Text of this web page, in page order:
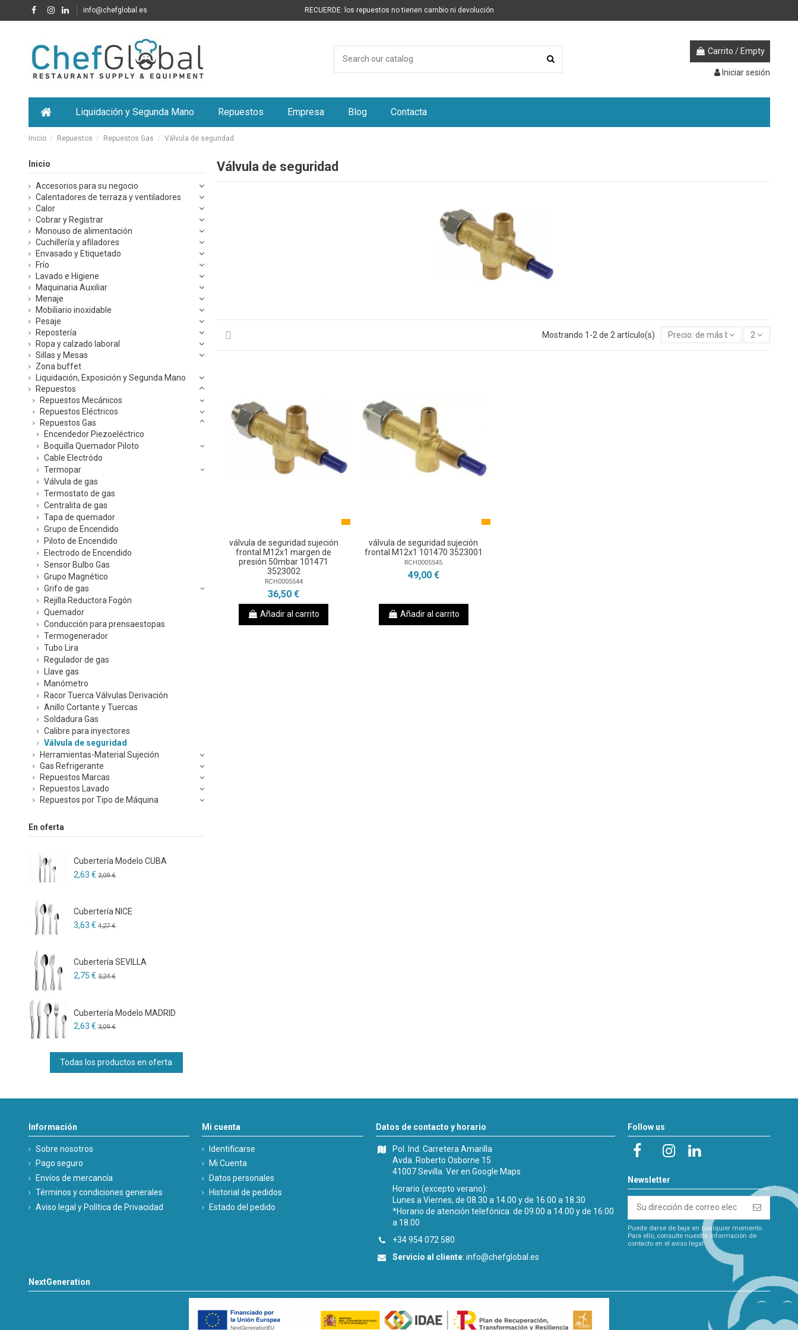
info@chefglobal.es RECUERDE: los repuestos no tienen cambio ni devolución
Carrito / Empty
Iniciar sesión
Liquidación y Segunda Mano Repuestos Empresa Blog Contacta
Inicio Repuestos Repuestos Gas Válvula de seguridad
Válvula de seguridad
Mostrando 1-2 de 2 artículo(s) Precio: de más bajo a más alto
2
válvula de seguridad sujeción
frontal M12x1 margen de
presión 50mbar 101471
3523002
RCH0005544
36,50 €
Añadir al carrito
válvula de seguridad sujeción
frontal M12x1 101470 3523001
RCH0005545
49,00 €
Añadir al carrito
Inicio
Accesorios para su negocio
Calentadores de terraza y ventiladores
Calor
Cobrar y Registrar
Monouso de alimentación
Cuchillería y afiladores
Envasado y Etiquetado
Frío
Lavado e Higiene
Maquinaria Auxiliar
Menaje
Mobiliario inoxidable
Pesaje
Repostería
Ropa y calzado laboral
Sillas y Mesas
Zona buffet
Liquidación, Exposición y Segunda Mano
Repuestos
Repuestos Mecánicos
Repuestos Eléctricos
Repuestos Gas
Encendedor Piezoeléctrico
Boquilla Quemador Piloto
Cable Electródo
Termopar
Válvula de gas
Termostato de gas
Centralita de gas
Tapa de quemador
Grupo de Encendido
Piloto de Encendido
Electrodo de Encendido
Sensor Bulbo Gas
Grupo Magnético
Grifo de gas
Rejilla Reductora Fogón
Quemador
Conducción para prensaestopas
Termogenerador
Tubo Lira
Regulador de gas
Llave gas
Manómetro
Racor Tuerca Válvulas Derivación
Anillo Cortante y Tuercas
Soldadura Gas
Calibre para inyectores
Válvula de seguridad
Herramientas-Material Sujeción
Gas Refrigerante
Repuestos Marcas
Repuestos Lavado
Repuestos por Tipo de Máquina
En oferta
Cubertería Modelo CUBA
2,63 € 3,09 €
Cubertería NICE
3,63 € 4,27 €
Cubertería SEVILLA
2,75 € 3,24 €
Cubertería Modelo MADRID
2,63 € 3,09 €
Todas los productos en oferta
Información
Sobre nosotros
Pago seguro
Envíos de mercancía
Términos y condiciones generales
Aviso legal y Política de Privacidad
Mi cuenta
Identificarse
Mi Cuenta
Datos personales
Historial de pedidos
Estado del pedido
Datos de contacto y horario
Pol. Ind. Carretera Amarilla
Avda. Roberto Osborne 15
41007 Sevilla.Ver en Google Maps
Horario (excepto verano):
Lunes a Viernes, de 08.30 a 14.00 y de 16.00 a 18.30
*Horario de atención telefónica: de 09.00 a 14.00 y de 16.00
a 18.00
+34 954 072 580
Servicio al cliente:info@chefglobal.es
Follow us
Newsletter
Puede darse de baja en cualquier momento.
Para ello, consulte nuestra información de
contacto en el aviso legal.
NextGeneration